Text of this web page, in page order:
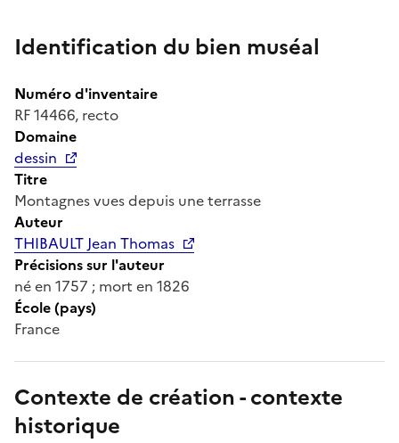
Identification du bien muséal
Numéro d'inventaire
RF 14466, recto
Domaine
dessin
Titre
Montagnes vues depuis une terrasse
Auteur
THIBAULT Jean Thomas
Précisions sur l'auteur
né en 1757 ; mort en 1826
École (pays)
France
Contexte de création - contexte
historique